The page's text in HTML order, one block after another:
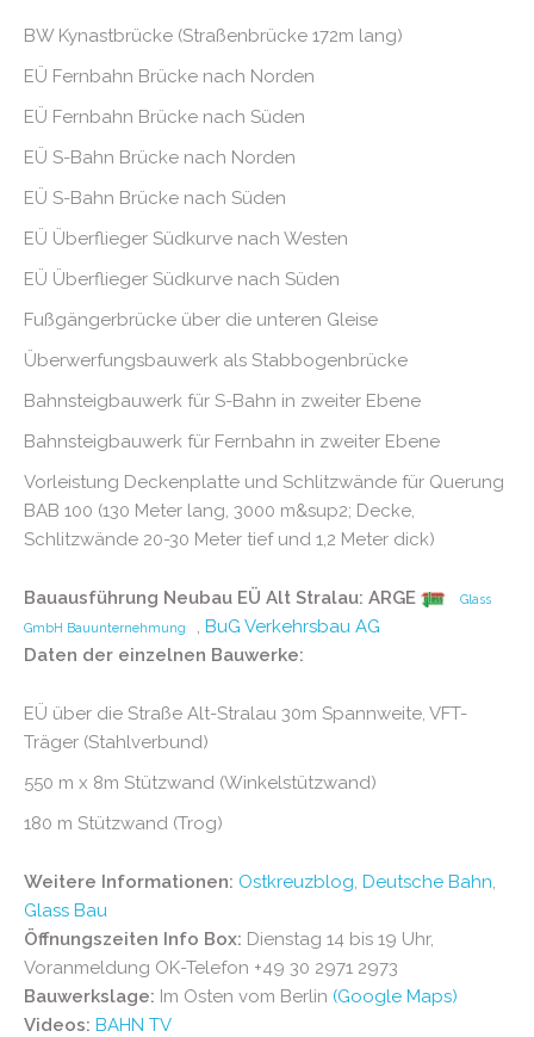
BW Kynastbrücke (Straßenbrücke 172m lang)
EÜ Fernbahn Brücke nach Norden
EÜ Fernbahn Brücke nach Süden
EÜ S-Bahn Brücke nach Norden
EÜ S-Bahn Brücke nach Süden
EÜ Überflieger Südkurve nach Westen
EÜ Überflieger Südkurve nach Süden
Fußgängerbrücke über die unteren Gleise
Überwerfungsbauwerk als Stabbogenbrücke
Bahnsteigbauwerk für S-Bahn in zweiter Ebene
Bahnsteigbauwerk für Fernbahn in zweiter Ebene
Vorleistung Deckenplatte und Schlitzwände für Querung
BAB 100 (130 Meter lang, 3000 m&sup2; Decke,
Schlitzwände 20-30 Meter tief und 1,2 Meter dick)
Bauausführung Neubau EÜ Alt Stralau: ARGE
Glass
GmbH Bauunternehmung
, BuG Verkehrsbau AG
Daten der einzelnen Bauwerke:
EÜ über die Straße Alt-Stralau 30m Spannweite, VFT-
Träger (Stahlverbund)
550 m x 8m Stützwand (Winkelstützwand)
180 m Stützwand (Trog)
Weitere Informationen: Ostkreuzblog, Deutsche Bahn,
Glass Bau
Öffnungszeiten Info Box: Dienstag 14 bis 19 Uhr,
Voranmeldung OK-Telefon +49 30 2971 2973
Bauwerkslage: Im Osten vom Berlin (Google Maps)
Videos: BAHN TV